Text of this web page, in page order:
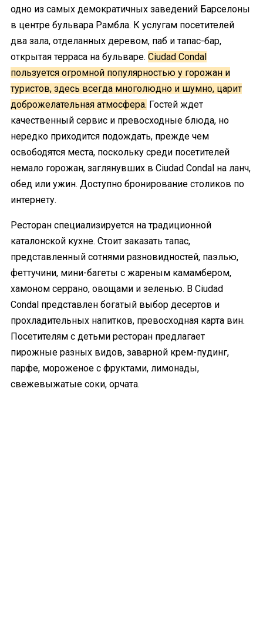
одно из самых демократичных заведений Барселоны
в центре бульвара Рамбла. К услугам посетителей
два зала, отделанных деревом, паб и тапас-бар,
открытая терраса на бульваре. Ciudad Condal
пользуется огромной популярностью у горожан и
туристов, здесь всегда многолюдно и шумно, царит
доброжелательная атмосфера. Гостей ждет
качественный сервис и превосходные блюда, но
нередко приходится подождать, прежде чем
освободятся места, поскольку среди посетителей
немало горожан, заглянувших в Ciudad Condal на ланч,
обед или ужин. Доступно бронирование столиков по
интернету.
Ресторан специализируется на традиционной
каталонской кухне. Стоит заказать тапас,
представленный сотнями разновидностей, паэлью,
феттучини, мини-багеты с жареным камамбером,
хамоном серрано, овощами и зеленью. В Ciudad
Condal представлен богатый выбор десертов и
прохладительных напитков, превосходная карта вин.
Посетителям с детьми ресторан предлагает
пирожные разных видов, заварной крем-пудинг,
парфе, мороженое с фруктами, лимонады,
свежевыжатые соки, орчата.